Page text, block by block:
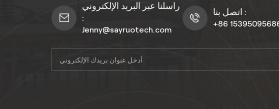
راسلنا عبر البريد الإلكتروني
:
Jenny@sayruotech.com
اتصل بنا :
+86